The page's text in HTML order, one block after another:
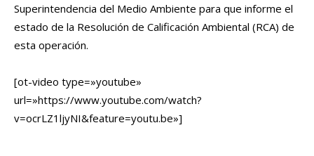
Superintendencia del Medio Ambiente para que informe el
estado de la Resolución de Calificación Ambiental (RCA) de
esta operación.
[ot-video type=»youtube»
url=»https://www.youtube.com/watch?
v=ocrLZ1ljyNI&feature=youtu.be»]